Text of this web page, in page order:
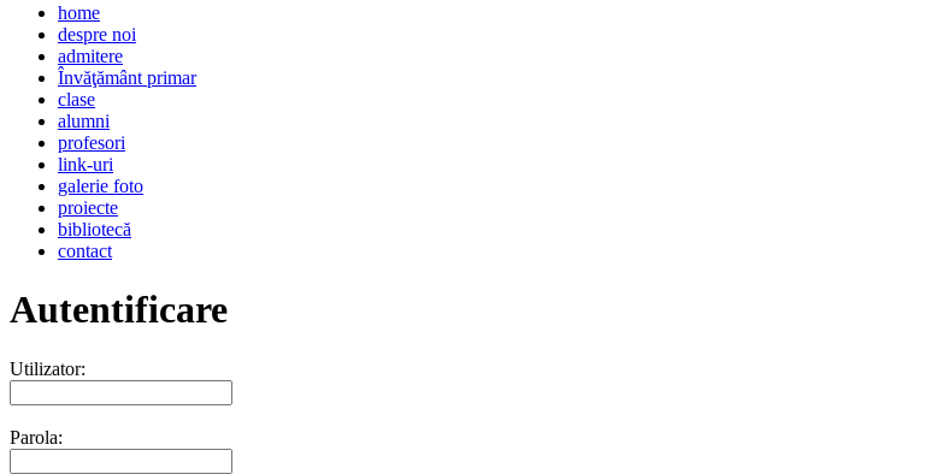
home
despre noi
admitere
Învăţământ primar
clase
alumni
profesori
link-uri
galerie foto
proiecte
bibliotecă
contact
Autentificare
Utilizator:
Parola: